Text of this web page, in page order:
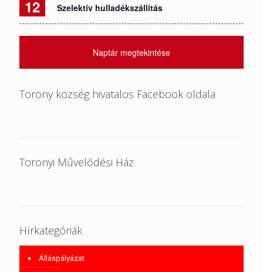
12 Szelektív hulladékszállítás
Naptár megtekintése
Torony község hivatalos Facebook oldala
Toronyi Művelődési Ház
Hírkategóriák
Álláspályázat